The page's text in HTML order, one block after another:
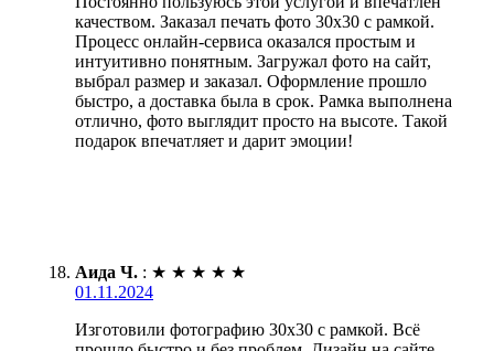
качеством. Заказал печать фото 30х30 с рамкой.
Процесс онлайн-сервиса оказался простым и
интуитивно понятным. Загружал фото на сайт,
выбрал размер и заказал. Оформление прошло
быстро, а доставка была в срок. Рамка выполнена
отлично, фото выглядит просто на высоте. Такой
подарок впечатляет и дарит эмоции!
Аида Ч. : ★ ★ ★ ★ ★
01.11.2024
Изготовили фотографию 30х30 с рамкой. Всё